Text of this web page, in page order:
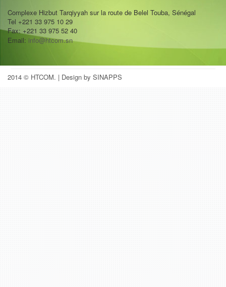
Complexe Hizbut Tarqiyyah sur la route de Belel Touba, Sénégal
Tel +221 33 975 10 29
Fax: +221 33 975 52 40
Email: info@htcom.sn
2014 © HTCOM. | Design by SINAPPS